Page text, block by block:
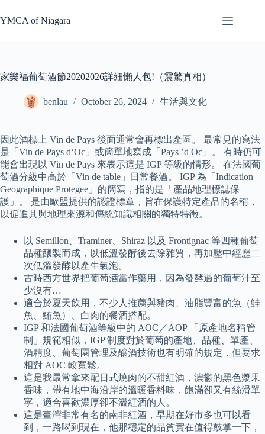
to
content
YMCA of Niagara
家樂福葡萄酒節20202026詳細懶人包!（震驚真相）
benlau October 26, 2024 生活與文化
因此酒標上 Vin de Pays 後面通常會再標出產區。 最常見的寫法
是「Vin de Pays d‘Oc」或簡單地寫成「Pays ’d Oc」。 有時仍可
能會出現以 Vin de Pays 來表示這是 IGP 等級的情形。 在法國葡
萄酒分級中高於「Vin de table」日常餐酒。 IGP 為「Indication
Geographique Protegee」的簡寫，指的是「產品地理標誌保
護」。 是由歐盟提供的認證標章，旨在保護特定產品的名稱，
以促進其與地理來源和傳統知識相關的獨特特徵。
以 Semillon、Traminer、Shiraz 以及 Frontignac 等四種葡萄
品種釀製而成，以低溫發酵後去除雜質，再加壓中經歷二
次低溫發酵以產生氣泡。
古時西方世界把葡萄酒當作藥用，因為發酵過的葡萄汁至
少沒有…
適合於夏天飲用，不少人推薦與豬肉、油脂豐富的魚（鮭
魚、鮪魚）、白肉的餐酒搭配。
IGP 和法國葡萄酒等級中的 AOC／AOP 「原產地名稱管
制」規範相似，IGP 制度對於葡萄的產地、品種、單產、
酒精度、葡萄園管理及釀酒技術也有明確的規定，但要求
相對 AOC 較寬鬆。
這是我最常拿來配日式燒肉的不甜紅酒，濃鬱的黑色漿果
香味，帶有地中海沿岸的溫暖香料味，飽滿卻又有絲滑單
寧，適合喜歡濃厚卻不澀紅酒的人。
這是臺灣非常有名的南非紅酒，早期在好市多也可以看
到，一路喝到現在，他那穩定的品質實在值得鼓掌一下，